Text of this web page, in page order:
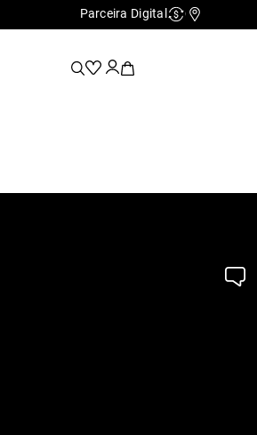
Parceira Digital Cashback